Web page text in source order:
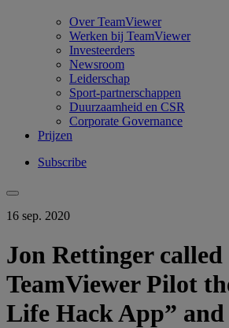
Over TeamViewer
Werken bij TeamViewer
Investeerders
Newsroom
Leiderschap
Sport-partnerschappen
Duurzaamheid en CSR
Corporate Governance
Prijzen
Subscribe
16 sep. 2020
Jon Rettinger called
TeamViewer Pilot
Life Hack App” and